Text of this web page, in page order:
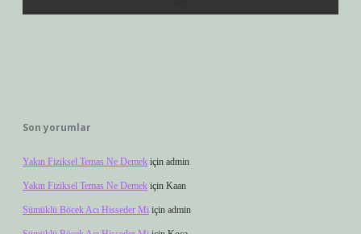
Son yorumlar
Yakın Fiziksel Temas Ne Demek için admin
Yakın Fiziksel Temas Ne Demek için Kaan
Sümüklü Böcek Acı Hisseder Mi için admin